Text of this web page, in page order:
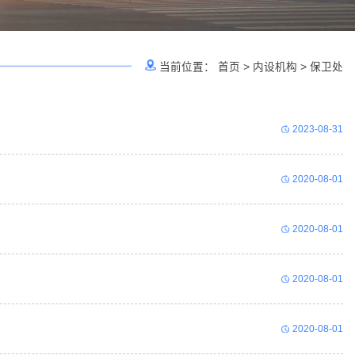
当前位置： 首页 > 内设机构 > 保卫处
2023-08-31
2020-08-01
2020-08-01
2020-08-01
2020-08-01